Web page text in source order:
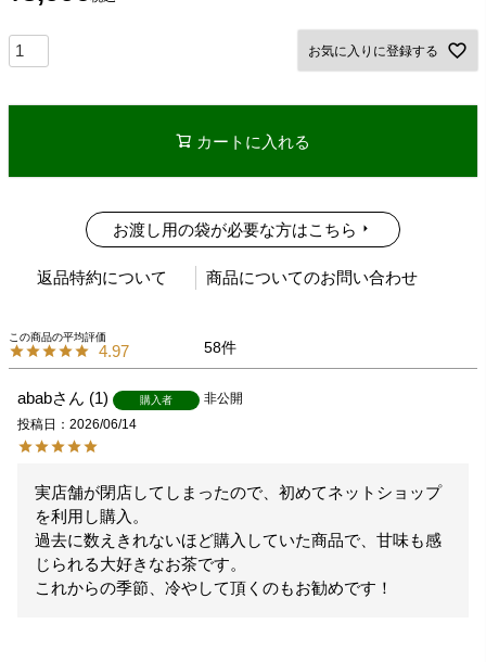
お気に入りに登録する
カートに入れる
お渡し用の袋が必要な方はこちら
返品特約について 商品についてのお問い合わせ
4.97 58
abab 1 購入者
非公開
投稿日
2026/06/14
実店舗が閉店してしまったので、初めてネットショップ
を利用し購入。
過去に数えきれないほど購入していた商品で、甘味も感
じられる大好きなお茶です。
これからの季節、冷やして頂くのもお勧めです！